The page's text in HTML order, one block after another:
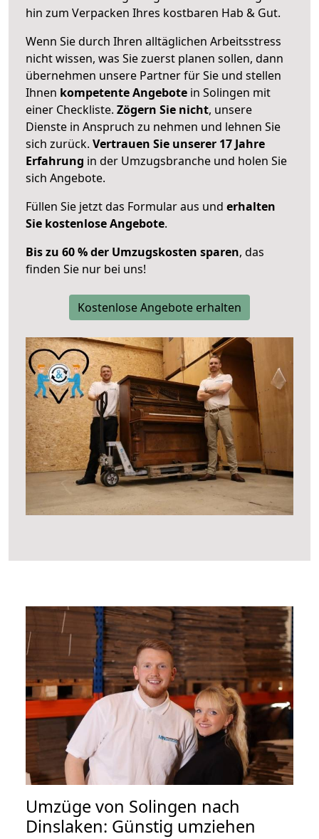
hin zum Verpacken Ihres kostbaren Hab & Gut.
Wenn Sie durch Ihren alltäglichen Arbeitsstress
nicht wissen, was Sie zuerst planen sollen, dann
übernehmen unsere Partner für Sie und stellen
Ihnen kompetente Angebote in Solingen mit
einer Checkliste. Zögern Sie nicht, unsere
Dienste in Anspruch zu nehmen und lehnen Sie
sich zurück. Vertrauen Sie unserer 17 Jahre
Erfahrung in der Umzugsbranche und holen Sie
sich Angebote.
Füllen Sie jetzt das Formular aus und erhalten
Sie kostenlose Angebote.
Bis zu 60 % der Umzugskosten sparen, das
finden Sie nur bei uns!
Kostenlose Angebote erhalten
Umzüge von Solingen nach
Dinslaken: Günstig umziehen